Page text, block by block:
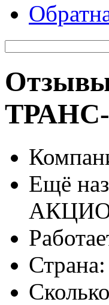
Ещё
Страна: